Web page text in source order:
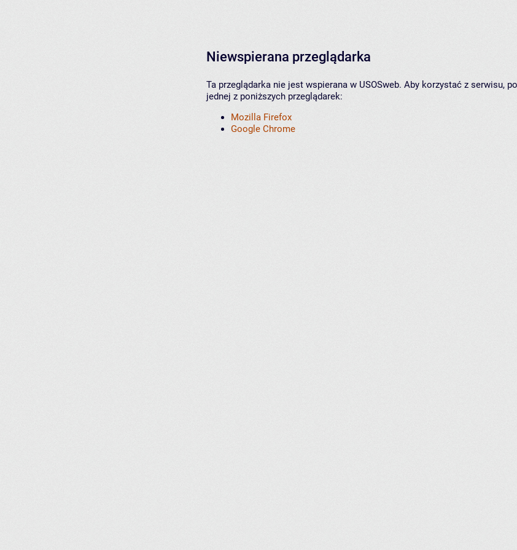
Niewspierana przeglądarka
Ta przeglądarka nie jest wspierana w USOSweb. Aby korzystać z serwisu,
jednej z poniższych przeglądarek:
Mozilla Firefox
Google Chrome